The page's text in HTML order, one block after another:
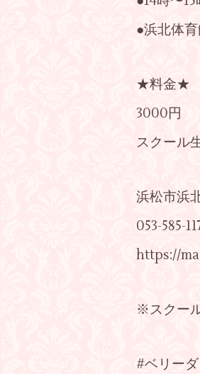
●浜北体
★料金★
3000円
スクール
浜松市浜
053-585-
https://
※スクー
#ベリー